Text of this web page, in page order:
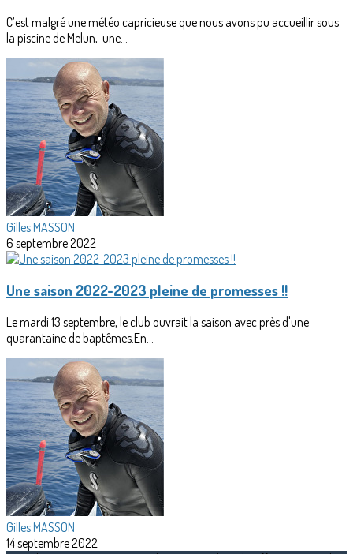
C’est malgré une météo capricieuse que nous avons pu accueillir sous
la piscine de Melun, une...
Gilles MASSON
6 septembre 2022
Une saison 2022-2023 pleine de promesses !!
Le mardi 13 septembre, le club ouvrait la saison avec près d'une
quarantaine de baptêmes.En...
Gilles MASSON
14 septembre 2022